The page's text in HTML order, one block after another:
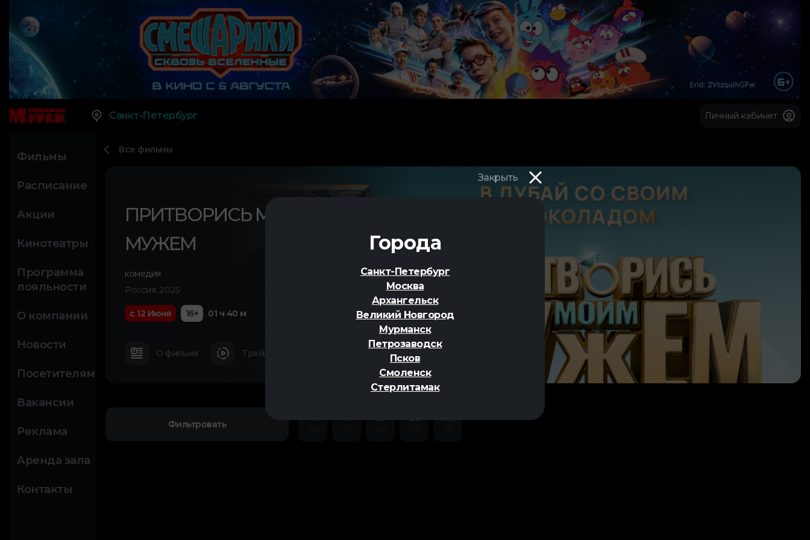
Закрыть
Города
Санкт-Петербург
Москва
Архангельск
Великий Новгород
Мурманск
Петрозаводск
Псков
Смоленск
Стерлитамак
Санкт-Петербург Личный кабинет
Фильмы
Расписание
Акции
Кинотеатры
Программа
лояльности
О компании
Новости
Посетителям
Вакансии
Реклама
Аренда зала
Контакты
Все фильмы
ПРИТВОРИСЬ МОИМ
МУЖЕМ
комедия
Россия, 2025
с 12 Июня 16+ 01 ч 40 м
О фильме Трейлер
Фильтровать
Чт
Пт
Сб
Вс
Пн